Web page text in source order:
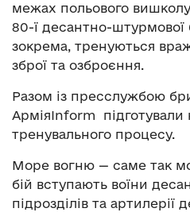
межах польового
80-ї десантно-
зокрема, тренуються
зброї та озброєння.
Разом із пресслужбою
АрміяInform підготували
тренувального процесу.
Море вогню — саме так
бій вступають воїни
підрозділів та артилерії